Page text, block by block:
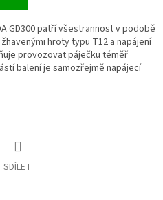
GD300 patří všestrannost v podobě
hroty typu T12 a napájení
provozovat páječku téměř
balení je samozřejmě napájecí
SDÍLET